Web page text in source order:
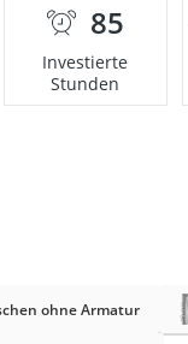
85
Investierte
Stunden
ohne Armatur